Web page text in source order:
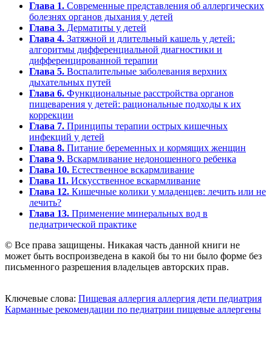
Глава 1. Современные представления об аллергических
болезнях органов дыхания у детей
Глава 3. Дерматиты у детей
Глава 4. Затяжной и длительный кашель у детей:
алгоритмы дифференциальной диагностики и
дифференцированной терапии
Глава 5. Воспалительные заболевания верхних
дыхательных путей
Глава 6. Функциональные расстройства органов
пищеварения у детей: рациональные подходы к их
коррекции
Глава 7. Принципы терапии острых кишечных
инфекций у детей
Глава 8. Питание беременных и кормящих женщин
Глава 9. Вскармливание недоношенного ребенка
Глава 10. Естественное вскармливание
Глава 11. Искусственное вскармливание
Глава 12. Кишечные колики у младенцев: лечить или не
лечить?
Глава 13. Применение минеральных вод в
педиатрической практике
© Все права защищены. Никакая часть данной книги не
может быть воспроизведена в какой бы то ни было форме без
письменного разрешения владельцев авторских прав.
Ключевые слова: Пищевая аллергия аллергия дети педиатрия
Карманные рекомендации по педиатрии пищевые аллергены